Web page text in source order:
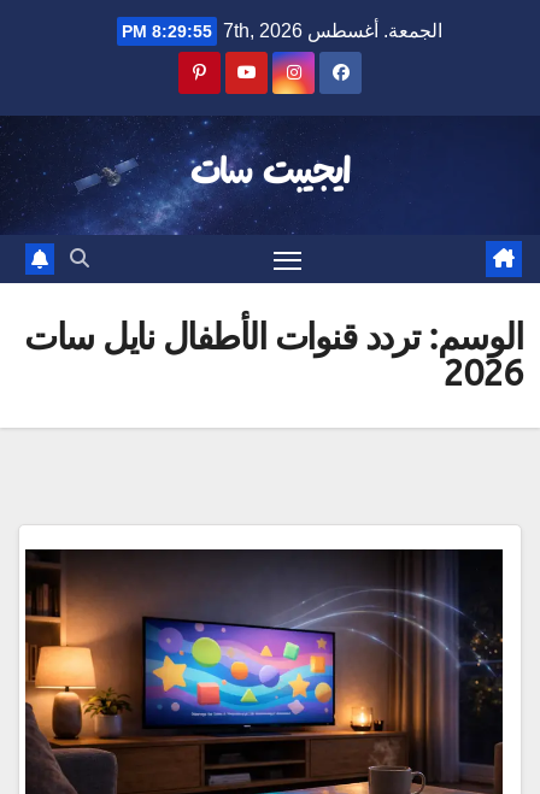
الجمعة. أغسطس 7th, 2026 8:29:56 PM
ايجيبت سات
الوسم:تردد قنوات الأطفال نايل سات
2026